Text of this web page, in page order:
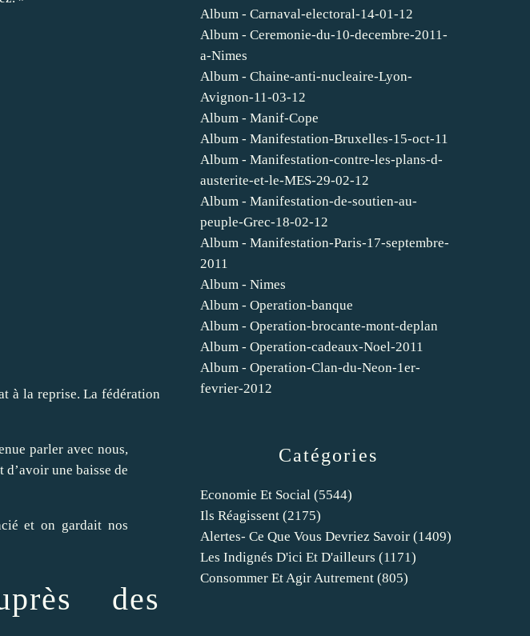
à la reprise. La fédération
parler avec nous,
une baisse de
et on gardait nos
des
Catégories
Economie Et Social (5544)
Ils Réagissent (2175)
Alertes- Ce Que Vous Devriez Savoir (1409)
Les Indignés D'ici Et D'ailleurs (1171)
Consommer Et Agir Autrement (805)
Album - Carnaval-electoral-14-01-12
Album - Ceremonie-du-10-decembre-2011-
a-Nimes
Album - Chaine-anti-nucleaire-Lyon-
Avignon-11-03-12
Album - Manif-Cope
Album - Manifestation-Bruxelles-15-oct-11
Album - Manifestation-contre-les-plans-d-
austerite-et-le-MES-29-02-12
Album - Manifestation-de-soutien-au-
peuple-Grec-18-02-12
Album - Manifestation-Paris-17-septembre-
2011
Album - Nimes
Album - Operation-banque
Album - Operation-brocante-mont-deplan
Album - Operation-cadeaux-Noel-2011
Album - Operation-Clan-du-Neon-1er-
fevrier-2012